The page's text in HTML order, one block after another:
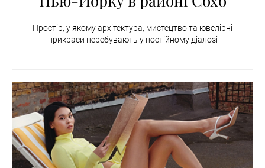
Простір, у якому архітектура, мистецтво та ювелірні
прикраси перебувають у постійному діалозі